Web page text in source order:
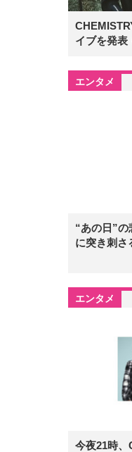
イブを発表
エンタメ
“あの日”
に突き刺さ
エンタメ
今夜21時、